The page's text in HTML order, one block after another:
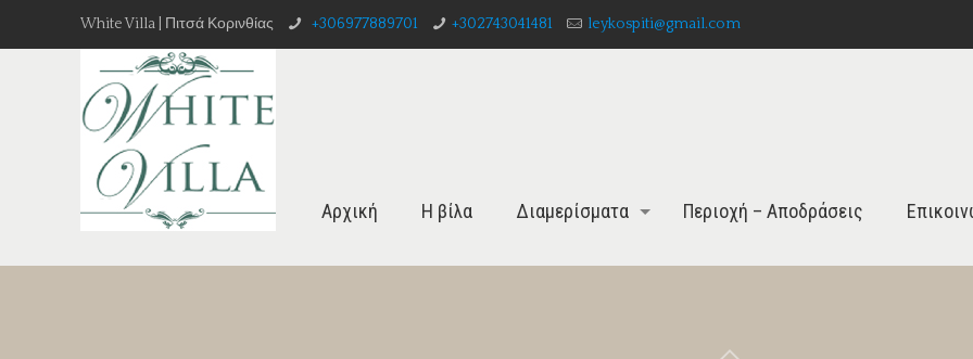
White Villa | Πιτσά Κορινθίας +306977889701 +302743041481 leykospiti@gmail.com
Αρχική Η βίλα Διαμερίσματα Περιοχή – Αποδράσεις